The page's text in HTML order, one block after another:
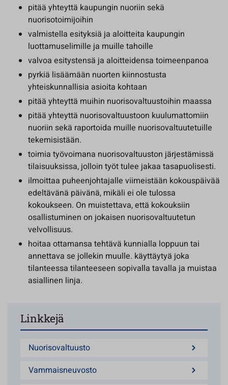
pitää yhteyttä kaupungin nuoriin sekä
nuorisotoimijoihin
valmistella esityksiä ja aloitteita kaupungin
luottamuselimille ja muille tahoille
valvoa esitystensä ja aloitteidensa toimeenpanoa
pyrkiä lisäämään nuorten kiinnostusta
yhteiskunnallisia asioita kohtaan
pitää yhteyttä muihin nuorisovaltuustoihin maassa
pitää yhteyttä nuorisovaltuustoon kuulumattomiin
nuoriin sekä raportoida muille nuorisovaltuutetuille
tekemisistään.
toimia työvoimana nuorisovaltuuston järjestämissä
tilaisuuksissa, jolloin työt tulee jakaa tasapuolisesti.
ilmoittaa puheenjohtajalle viimeistään kokouspäivää
edeltävänä päivänä, mikäli ei ole tulossa
kokoukseen. On muistettava, että kokouksiin
osallistuminen on jokaisen nuorisovaltuutetun
velvollisuus.
hoitaa ottamansa tehtävä kunnialla loppuun tai
annettava se jollekin muulle. käyttäytyä joka
tilanteessa tilanteeseen sopivalla tavalla ja muistaa
asiallinen linja.
Linkkejä
Nuorisovaltuusto
Vammaisneuvosto